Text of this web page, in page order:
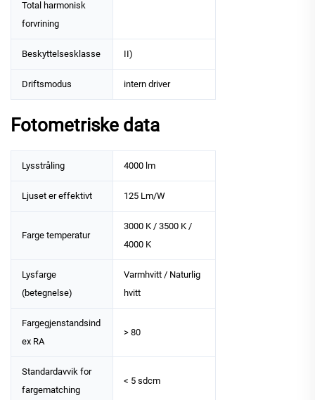
Total harmonisk
forvrining
Beskyttelsesklasse II)
Driftsmodus intern driver
Fotometriske data
Lysstråling 4000 lm
Ljuset er effektivt 125 Lm/W
Farge temperatur
3000 K / 3500 K /
4000 K
Lysfarge
(betegnelse)
Varmhvitt / Naturlig
hvitt
Fargegjenstandsind
ex RA
> 80
Standardavvik for
fargematching
< 5 sdcm